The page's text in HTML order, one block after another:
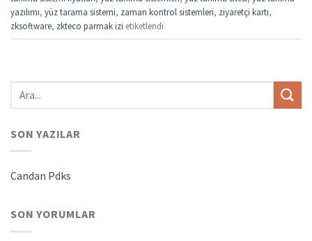
yazılımı, yüz tarama sistemi, zaman kontrol sistemleri, ziyaretçi kartı,
zksoftware, zkteco parmak izi etiketlendi
SON YAZILAR
Candan Pdks
SON YORUMLAR